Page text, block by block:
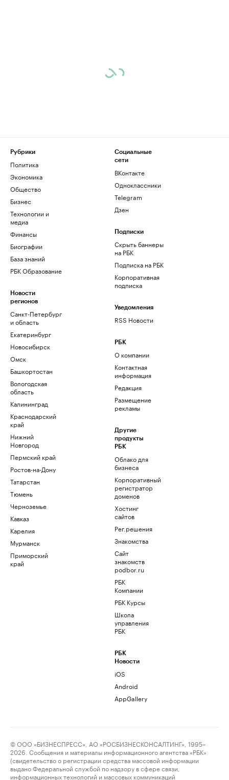
Рубрики
Политика
Экономика
Общество
Бизнес
Технологии и
медиа
Финансы
Биографии
База знаний
РБК Образование
Новости
регионов
Санкт-Петербург
и область
Екатеринбург
Новосибирск
Омск
Башкортостан
Вологодская
область
Калининград
Краснодарский
край
Нижний
Новгород
Пермский край
Ростов-на-Дону
Татарстан
Тюмень
Черноземье
Кавказ
Карелия
Мурманск
Приморский
край
Социальные
сети
ВКонтакте
Одноклассники
Telegram
Дзен
Подписки
Скрыть баннеры
на РБК
Подписка на РБК
Корпоративная
подписка
Уведомления
RSS Новости
РБК
О компании
Контактная
информация
Редакция
Размещение
рекламы
Другие
продукты
РБК
Облако для
бизнеса
Корпоративный
регистратор
доменов
Хостинг
сайтов
Рег.решения
Знакомства
Сайт
знакомств
podbor.ru
РБК
Компании
РБК Курсы
Школа
управления
РБК
РБК
Новости
iOS
Android
AppGallery
© ООО «БИЗНЕСПРЕСС», АО «РОСБИЗНЕСКОНСАЛТИНГ», 1995–
2026. Сообщения и материалы информационного агентства «РБК»
(свидетельство о регистрации средства массовой информации
выдано Федеральной службой по надзору в сфере связи,
информационных технологий и массовых коммуникаций